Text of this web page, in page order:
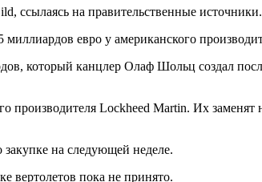
ссылаясь на правительственные источники.
евро у американского
который канцлер Олаф Шольц создал
производителя Lockheed Martin. Их
на следующей неделе.
вертолетов пока не принято.